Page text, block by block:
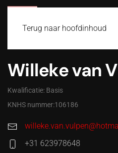
Terug naar hoofdinhoud
Willeke van
Kwalificatie: Basis
KNHS nummer:106186
+31 623978648